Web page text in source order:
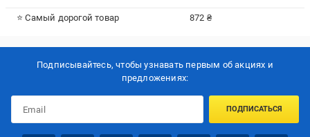
⭐ Самый дорогой товар 872 ₴
Подписывайтесь, чтобы узнавать первым об акцияx и
предложениях:
ПОДПИСАТЬСЯ